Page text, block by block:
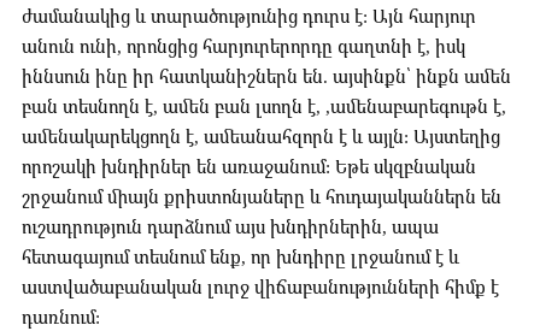
ժամանակից և տարածությունից դուրս է: Այն հարյուր
անուն ունի, որոնցից հարյուրերորդը գաղտնի է, իսկ
իննսուն ինը իր հատկանիշներն են. այսինքն՝ ինքն ամեն
բան տեսնողն է, ամեն բան լսողն է, ,ամենաբարեգութն է,
ամենակարեկցողն է, ամեանահզորն է և այլն: Այստեղից
որոշակի խնդիրներ են առաջանում: Եթե սկզբնական
շրջանում միայն քրիստոնյաները և հուդայականներն են
ուշադրություն դարձնում այս խնդիրներին, ապա
հետագայում տեսնում ենք, որ խնդիրը լրջանում է և
աստվածաբանական լուրջ վիճաբանությունների հիմք է
դառնում: